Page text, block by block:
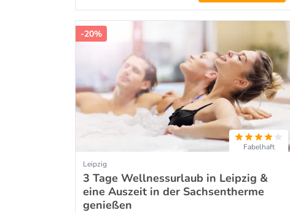
-20%
Fabelhaft
Leipzig
3 Tage Wellnessurlaub in Leipzig &
eine Auszeit in der Sachsentherme
genießen